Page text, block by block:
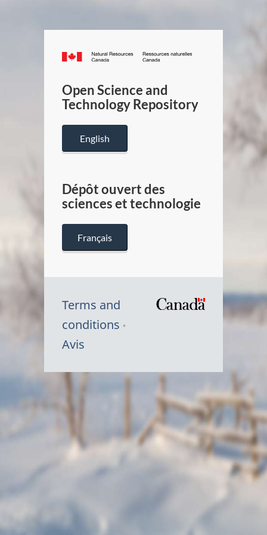
Canada.ca
/
Canada
Open Science and
Technology Repository
English
Dépôt ouvert des
sciences et technologie
Français
Terms and
conditions
Avis
Symbole
Canada